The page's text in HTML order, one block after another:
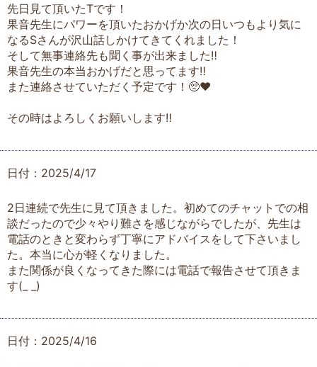
先日見て頂いたTです！
果音先生にパワーを頂いたおかげか次の日いつもより気に
なるSさんが沢山話しかけてきてくれました！
そして無事連絡先も聞く事が出来ました‼️
果音先生の本当おかげだと思ってます‼️
また連絡させていただく予定です！🥺❤️
その時はよろしくお願いします‼️
日付：2025/4/17
2日連続で先生に見て頂きました。初めてのチャットでの相
談だったので少々やり難さを感じながらでしたが、先生は
電話のときと変わらず丁寧にアドバイスをして下さいまし
た。本当に心が軽くなりました。
また関係が良くなってきた際には電話で報告させて頂きま
す(_ _)
日付：2025/4/16